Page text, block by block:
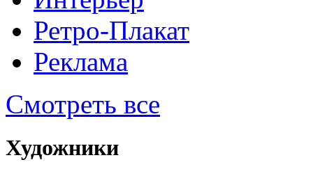
Ретро-Плакат
Реклама
Смотреть все
Художники